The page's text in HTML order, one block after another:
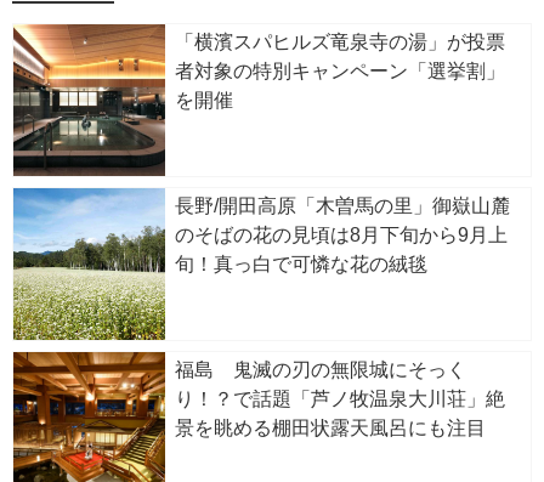
「横濱スパヒルズ竜泉寺の湯」が投票
者対象の特別キャンペーン「選挙割」
を開催
長野/開田高原「木曽馬の里」御嶽山麓
のそばの花の見頃は8月下旬から9月上
旬！真っ白で可憐な花の絨毯
福島 鬼滅の刃の無限城にそっく
り！？で話題「芦ノ牧温泉大川荘」絶
景を眺める棚田状露天風呂にも注目